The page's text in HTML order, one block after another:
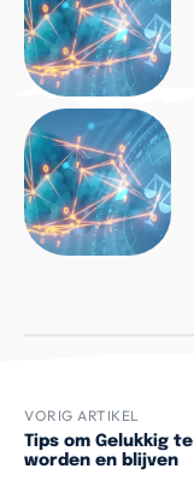
VORIG ARTIKEL
Tips om Gelukkig te
worden en blijven